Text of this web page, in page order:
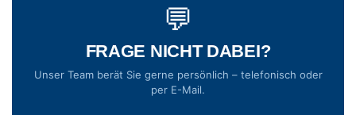
💬
FRAGE NICHT DABEI?
Unser Team berät Sie gerne persönlich – telefonisch oder
per E-Mail.